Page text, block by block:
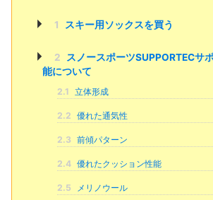
1 スキー用ソックスを買う
2
スノースポーツSUPPORTECサ
能について
2.1 立体形成
2.2 優れた通気性
2.3 前傾パターン
2.4 優れたクッション性能
2.5 メリノウール